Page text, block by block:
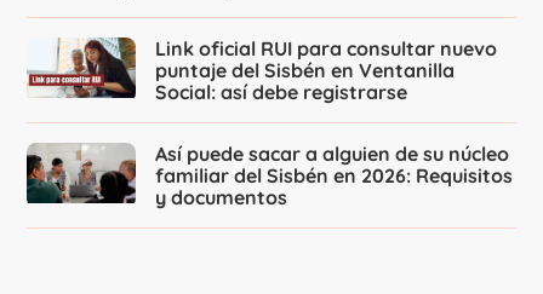
Link oficial RUI para consultar nuevo
puntaje del Sisbén en Ventanilla
Social: así debe registrarse
Así puede sacar a alguien de su núcleo
familiar del Sisbén en 2026: Requisitos
y documentos